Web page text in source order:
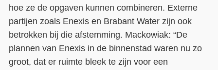
hoe ze de opgaven kunnen combineren. Externe
partijen zoals Enexis en Brabant Water zijn ook
betrokken bij die afstemming. Mackowiak: “De
plannen van Enexis in de binnenstad waren nu zo
groot, dat er ruimte bleek te zijn voor een